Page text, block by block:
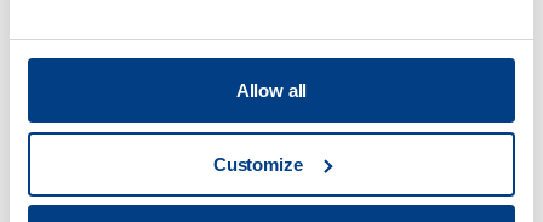
Allow all
Customize
February 27, 2024